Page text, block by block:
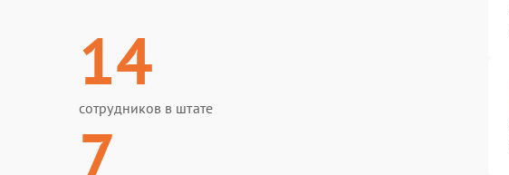
14
сотрудников в штате
7